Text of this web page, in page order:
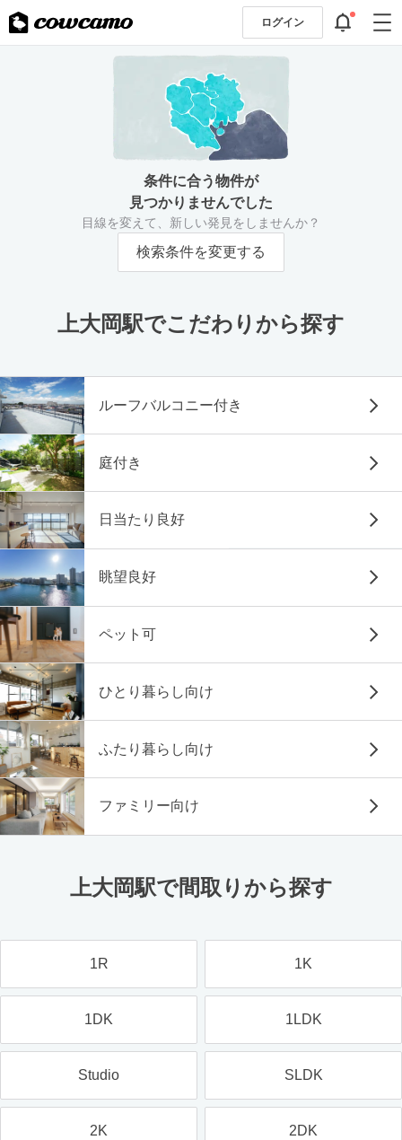
ログイン
条件に合う物件が
見つかりませんでした
目線を変えて、新しい発見をしませんか？
検索条件を変更する
上大岡駅でこだわりから探す
ルーフバルコニー付き
庭付き
日当たり良好
眺望良好
ペット可
ひとり暮らし向け
ふたり暮らし向け
ファミリー向け
上大岡駅で間取りから探す
1R 1K
1DK 1LDK
Studio SLDK
2K 2DK